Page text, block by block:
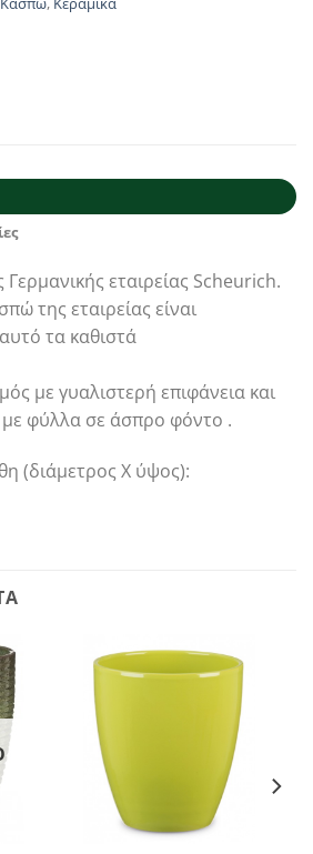
εταιρείας Scheurich.
της εταιρείας είναι
τα καθιστά
με γυαλιστερή επιφάνεια και
φύλλα σε άσπρο φόντο .
(διάμετρος Χ ύψος):